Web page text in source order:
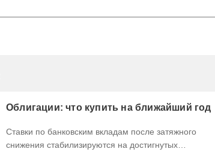
Облигации: что купить на ближайший год
Ставки по банковским вкладам после затяжного
снижения стабилизируются на достигнутых